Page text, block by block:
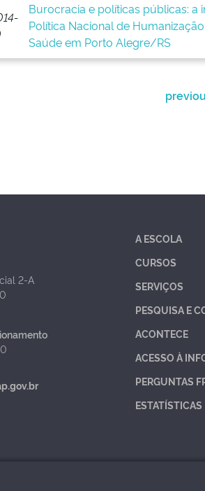
Burocracia e políticas públicas: a
Política Nacional de
Saúde em Porto Alegre/RS
2-A
A ESCOLA
CURSOS
SERVIÇOS
PESQUISA E
ACONTECE
ACESSO À
PERGUNTAS
ESTATÍSTICAS